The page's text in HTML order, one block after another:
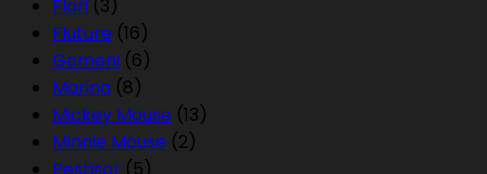
Flori (3)
Fluture (16)
Gemeni (6)
Marina (8)
Mickey Mouse (13)
Minnie Mouse (2)
Pestisor (5)